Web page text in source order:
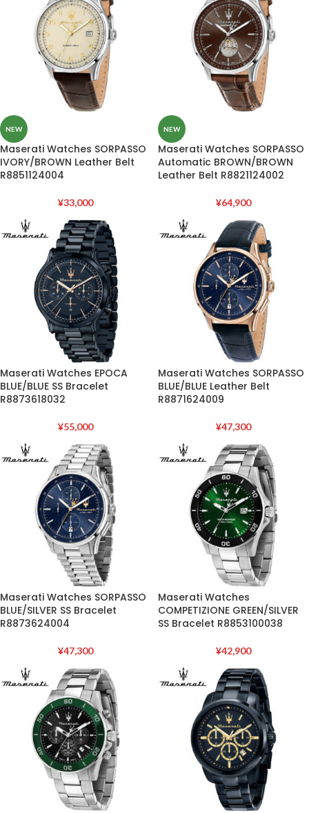
NEW
Maserati Watches SORPASSO
IVORY/BROWN Leather Belt
R8851124004
¥33,000
NEW
Maserati Watches SORPASSO
Automatic BROWN/BROWN
Leather Belt R8821124002
¥64,900
Maserati Watches EPOCA
BLUE/BLUE SS Bracelet
R8873618032
¥55,000
Maserati Watches SORPASSO
BLUE/BLUE Leather Belt
R8871624009
¥47,300
Maserati Watches SORPASSO
BLUE/SILVER SS Bracelet
R8873624004
¥47,300
Maserati Watches
COMPETIZIONE GREEN/SILVER
SS Bracelet R8853100038
¥42,900